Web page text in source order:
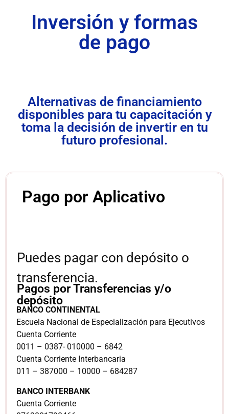
Inversión y formas
de pago
Alternativas de financiamiento
disponibles para tu capacitación y
toma la decisión de invertir en tu
futuro profesional.
Pago por Aplicativo
Puedes pagar con depósito o
transferencia.
BANCO CONTINENTAL
Escuela Nacional de Especialización para Ejecutivos
Cuenta Corriente
0011 – 0387- 010000 – 6842
Cuenta Corriente Interbancaria
011 – 387000 – 10000 – 684287
BANCO INTERBANK
Cuenta Corriente
Pagos por Transferencias y/o
depósito